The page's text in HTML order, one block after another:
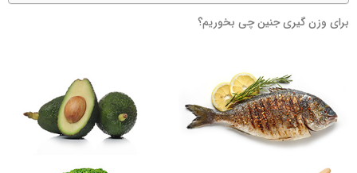
برای وزن گیری جنین چی بخوریم؟